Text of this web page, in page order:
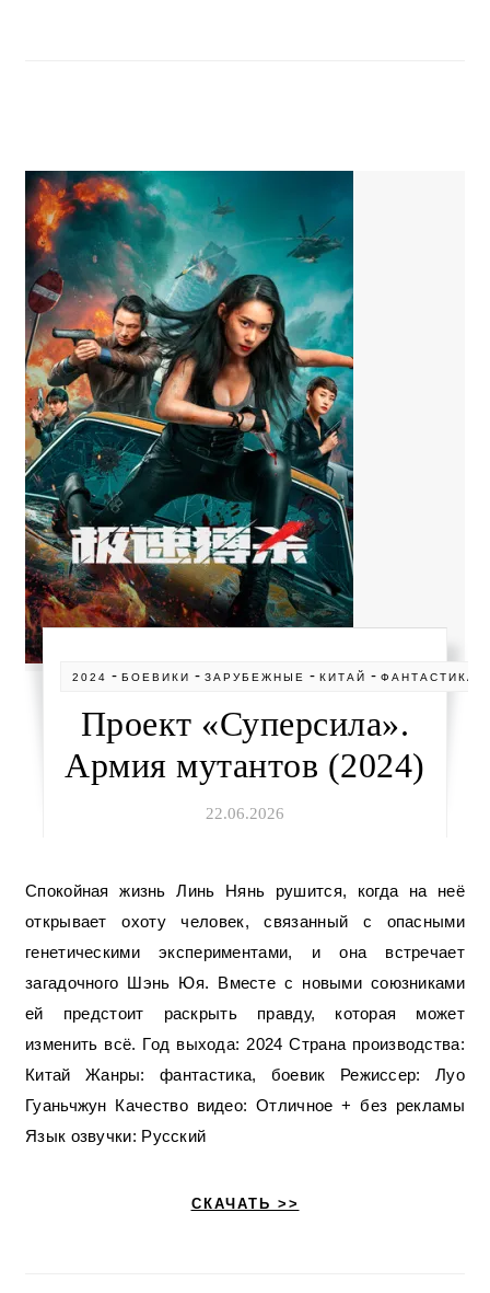
2024 -БОЕВИКИ -ЗАРУБЕЖНЫЕ -КИТАЙ -ФАНТАСТИКА
Проект «Суперсила».
Армия мутантов (2024)
22.06.2026
Спокойная жизнь Линь Нянь рушится, когда на неё
открывает охоту человек, связанный с опасными
генетическими экспериментами, и она встречает
загадочного Шэнь Юя. Вместе с новыми союзниками
ей предстоит раскрыть правду, которая может
изменить всё. Год выхода: 2024 Страна производства:
Китай Жанры: фантастика, боевик Режиссер: Луо
Гуаньчжун Качество видео: Отличное + без рекламы
Язык озвучки: Русский
СКАЧАТЬ >>